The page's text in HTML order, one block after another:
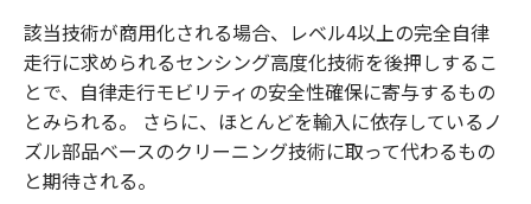
該当技術が商用化される場合、レベル4以上の完全自律
走行に求められるセンシング高度化技術を後押しするこ
とで、自律走行モビリティの安全性確保に寄与するもの
とみられる。 さらに、ほとんどを輸入に依存しているノ
ズル部品ベースのクリーニング技術に取って代わるもの
と期待される。